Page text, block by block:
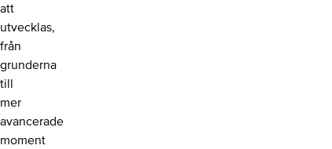
att
utvecklas,
från
grunderna
till
mer
avancerade
moment